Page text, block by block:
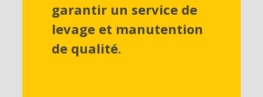
garantir un service de
levage et manutention
de qualité.